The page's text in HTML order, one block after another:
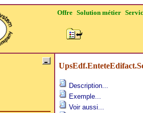
Offre Solution métier
Description...
Exemple...
Voir aussi...